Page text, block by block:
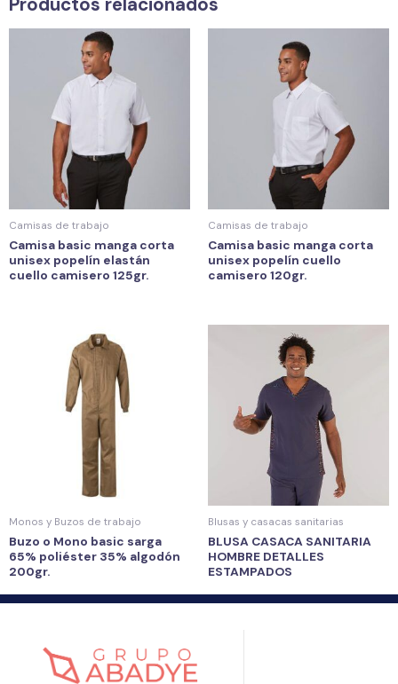
Camisas de trabajo
Camisa basic manga corta
unisex popelín elastán
cuello camisero 125gr.
Camisas de trabajo
Camisa basic manga corta
unisex popelín cuello
camisero 120gr.
Monos y Buzos de trabajo
Buzo o Mono basic sarga
65% poliéster 35% algodón
200gr.
Blusas y casacas sanitarias
BLUSA CASACA SANITARIA
HOMBRE DETALLES
ESTAMPADOS